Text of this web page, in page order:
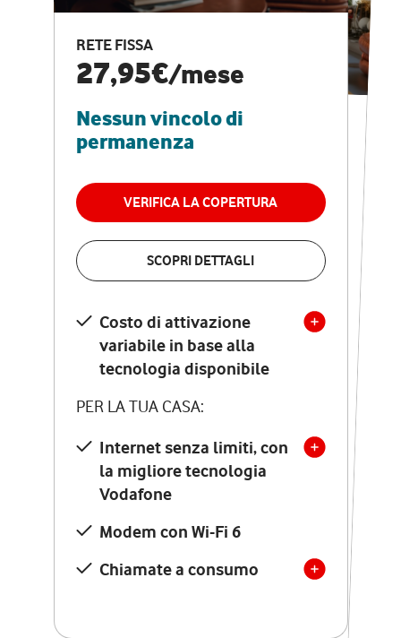
RETE FISSA
27,95€/mese
Nessun vincolo di
permanenza
VERIFICA LA COPERTURA
SCOPRI DETTAGLI
Costo di attivazione
variabile in base alla
tecnologia disponibile
PER LA TUA CASA:
Internet senza limiti, con
la migliore tecnologia
Vodafone
Modem con Wi-Fi 6
Chiamate a consumo
CASA PRO
Internet veloce e
vantaggi speciali
RETE FISSA + VODAFONE CLUB
29,95€
permanenza
VERIFICA LA COPERTURA
Costo di attivazione
variabile in base alla
tecnologia disponibile
PER LA TUA CASA:
Internet senza limiti, con
la migliore tecnologia
Vodafone
Modem Seven con Wi-Fi 7
Chiamate illimitate verso
numeri fissi e mobili
nazionali